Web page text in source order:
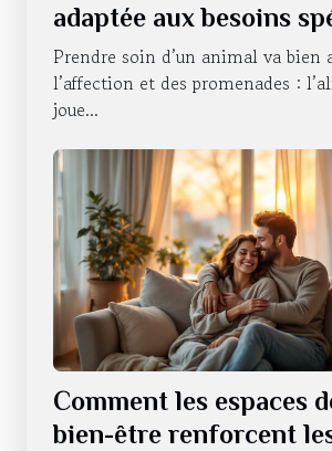
adaptée aux besoins
de votre animal ?
Prendre soin d’un animal va bien
l’affection et des promenades :
joue...
Comment les espaces
bien-être renforcent